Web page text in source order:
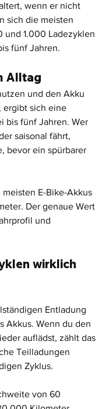
wenn er nicht
sich die meisten
und 1.000 Ladezyklen
fünf Jahren.
Alltag
und den Akku
ergibt sich eine
bis fünf Jahren. Wer
saisonal fährt,
bevor ein spürbarer
E-Bike-Akkus
Der genaue Wert
und
wirklich
Entladung
Akkus. Wenn du den
auflädst, zählt das
Teilladungen
Zyklus.
von 60